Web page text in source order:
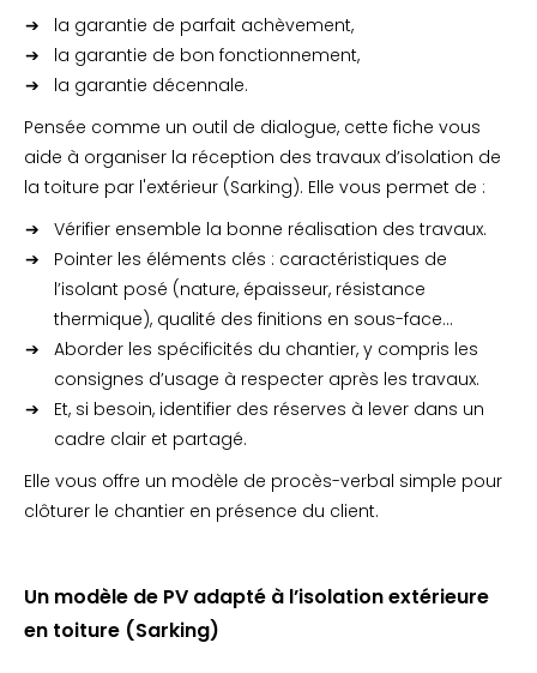
la garantie de parfait achèvement,
la garantie de bon fonctionnement,
la garantie décennale.
Pensée comme un outil de dialogue, cette fiche vous
aide à organiser la réception des travaux d’isolation de
la toiture par l'extérieur (Sarking). Elle vous permet de :
Vérifier ensemble la bonne réalisation des travaux.
Pointer les éléments clés : caractéristiques de
l’isolant posé (nature, épaisseur, résistance
thermique), qualité des finitions en sous-face…
Aborder les spécificités du chantier, y compris les
consignes d’usage à respecter après les travaux.
Et, si besoin, identifier des réserves à lever dans un
cadre clair et partagé.
Elle vous offre un modèle de procès-verbal simple pour
clôturer le chantier en présence du client.
Un modèle de PV adapté à l’isolation extérieure
en toiture (Sarking)